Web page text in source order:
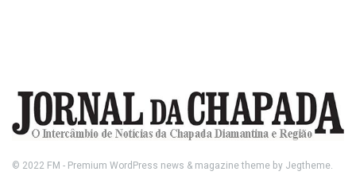
© 2022 FM - Premium WordPress news & magazine theme by Jegtheme.